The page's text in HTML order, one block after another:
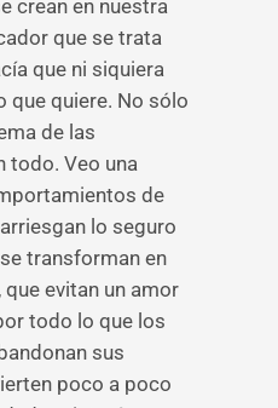
crean en nuestra
que se trata
que ni siquiera
que quiere. No sólo
de las
todo. Veo una
de
lo seguro
transforman en
evitan un amor
todo lo que los
sus
poco a poco